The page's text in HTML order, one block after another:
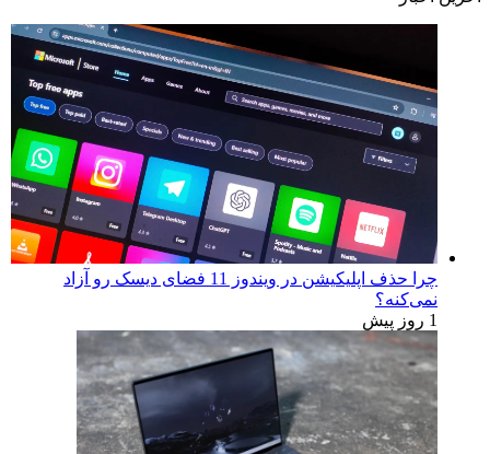
چرا حذف اپلیکیشن در ویندوز 11 فضای دیسک رو آزاد
نمی‌کنه؟
1 روز پیش